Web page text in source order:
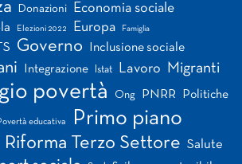
Donazioni Economia sociale
Elezioni 2022 Europa Famiglia
Governo Inclusione sociale
Integrazione Istat Lavoro Migranti
povertà Ong PNRR Politiche
educativa Primo piano
Riforma Terzo Settore Salute